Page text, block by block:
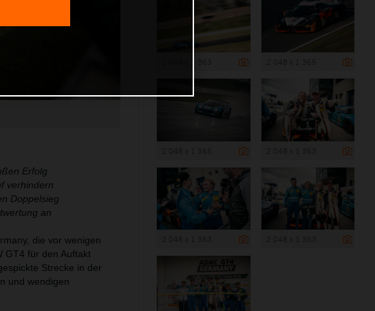
Erfolg
verhindern
Doppelsieg
an
die vor wenigen
GT4 für den Auftakt
Strecke in der
und wendigen